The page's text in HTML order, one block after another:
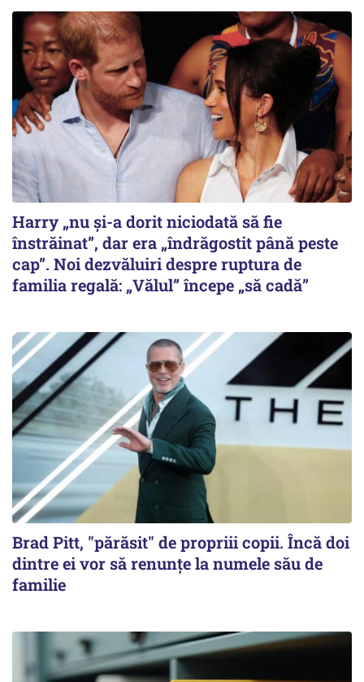
Harry „nu și-a dorit niciodată să fie
înstrăinat”, dar era „îndrăgostit până peste
cap”. Noi dezvăluiri despre ruptura de
familia regală: „Vălul” începe „să cadă”
Brad Pitt, "părăsit" de propriii copii. Încă doi
dintre ei vor să renunțe la numele său de
familie